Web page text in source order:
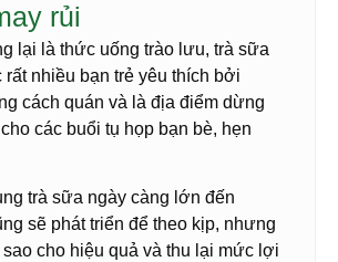
rủi
lại là thức uống trào lưu, trà sữa
nhiều bạn trẻ yêu thích bởi
cách quán và là địa điểm dừng
các buổi tụ họp bạn bè, hẹn
trà sữa ngày càng lớn đến
sẽ phát triển để theo kịp, nhưng
cho hiệu quả và thu lại mức lợi